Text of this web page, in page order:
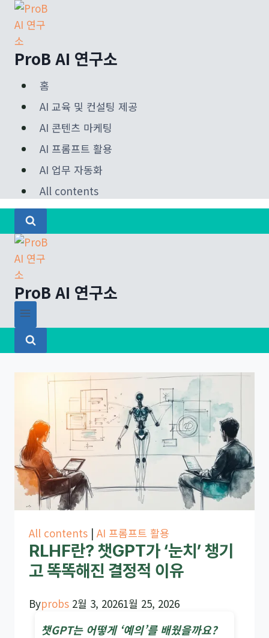
Skip
content
ProB AI 연구소
홈
AI 교육 및 컨설팅 제공
AI 콘텐츠 마케팅
AI 프롬프트 활용
AI 업무 자동화
All contents
ProB AI 연구소
All contents | AI 프롬프트 활용
RLHF란? 챗GPT가 ‘눈치’ 챙기
고 똑똑해진 결정적 이유
Byprobs 2월 3, 20261월 25, 2026
챗GPT는 어떻게 ‘예의’를 배웠을까요?